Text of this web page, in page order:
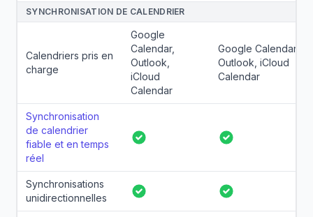
SYNCHRONISATION DE CALENDRIER
Calendriers pris en
charge
Google
Calendar,
Outlook,
iCloud
Calendar
Google Calendar,
Outlook, iCloud
Calendar
Synchronisation
de calendrier
fiable et en temps
réel
Oui Oui
Synchronisations
unidirectionnelles
Oui Oui